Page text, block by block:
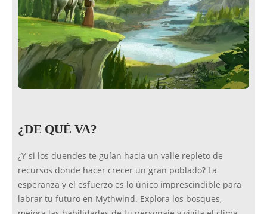
¿DE QUÉ VA?
¿Y si los duendes te guían hacia un valle repleto de
recursos donde hacer crecer un gran poblado? La
esperanza y el esfuerzo es lo único imprescindible para
labrar tu futuro en Mythwind. Explora los bosques,